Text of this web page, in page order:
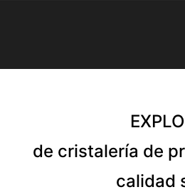
de cristalería de
calidad